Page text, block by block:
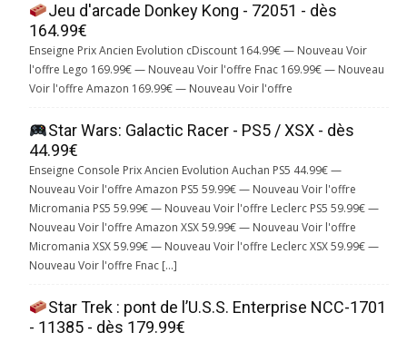
Jeu d'arcade Donkey Kong - 72051 - dès
164.99€
Enseigne Prix Ancien Evolution cDiscount 164.99€ — Nouveau Voir
l'offre Lego 169.99€ — Nouveau Voir l'offre Fnac 169.99€ — Nouveau
Voir l'offre Amazon 169.99€ — Nouveau Voir l'offre
Star Wars: Galactic Racer - PS5 / XSX - dès
44.99€
Enseigne Console Prix Ancien Evolution Auchan PS5 44.99€ —
Nouveau Voir l'offre Amazon PS5 59.99€ — Nouveau Voir l'offre
Micromania PS5 59.99€ — Nouveau Voir l'offre Leclerc PS5 59.99€ —
Nouveau Voir l'offre Amazon XSX 59.99€ — Nouveau Voir l'offre
Micromania XSX 59.99€ — Nouveau Voir l'offre Leclerc XSX 59.99€ —
Nouveau Voir l'offre Fnac […]
Star Trek : pont de l’U.S.S. Enterprise NCC-1701
- 11385 - dès 179.99€